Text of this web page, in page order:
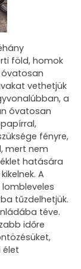
föld, homok
óvatosan
vethetjük
a
óvatosan
fényre,
mert nem
hatására
A
tűzdelhetjük.
téve.
időre
élet